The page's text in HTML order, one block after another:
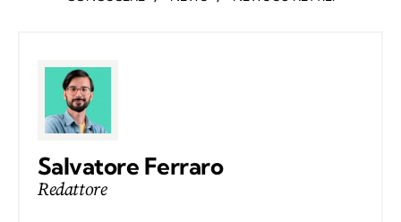
Salvatore Ferraro
Redattore